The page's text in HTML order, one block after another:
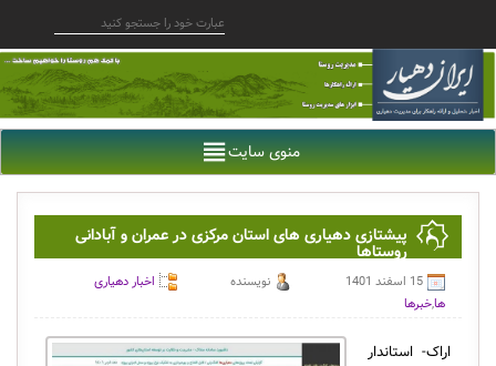
منوی سایت
پیشتازی دهیاری های استان مرکزی در عمران و آبادانی
روستاها
15 اسفند 1401 نویسنده
اخبار دهیاری
ها,خبرها
اراک- استاندار